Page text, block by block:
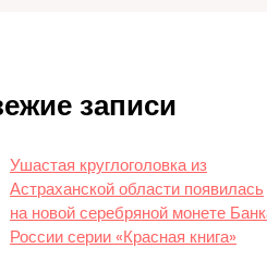
записи
Ушастая круглоголовка из
Астраханской области появилась
на новой серебряной монете
России серии «Красная книга»